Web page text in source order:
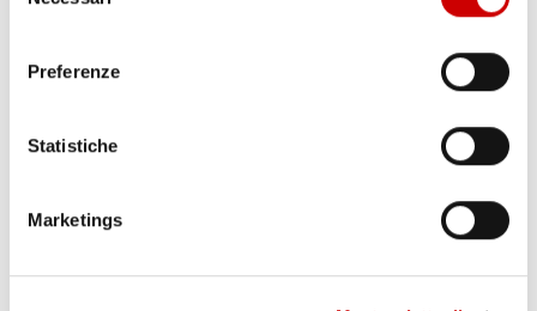
Preferenze
Statistiche
Marketings
limitrofi. I militari hanno inoltre eseguito oltre 20 perquisizioni
Leggi articolo